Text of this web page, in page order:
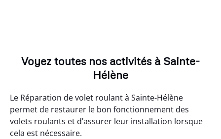
Voyez toutes nos activités à Sainte-
Hélène
Le Réparation de volet roulant à Sainte-Hélène
permet de restaurer le bon fonctionnement des
volets roulants et d’assurer leur installation lorsque
cela est nécessaire.